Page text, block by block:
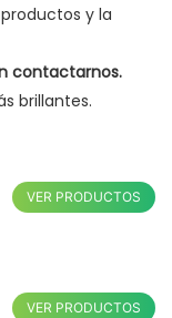
y la
contactarnos.
brillantes.
VER PRODUCTOS
VER PRODUCTOS